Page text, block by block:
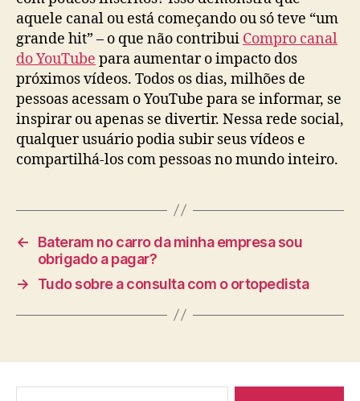
aquele canal ou está começando ou só teve “um
grande hit” – o que não contribui Compro canal
do YouTube para aumentar o impacto dos
próximos vídeos. Todos os dias, milhões de
pessoas acessam o YouTube para se informar, se
inspirar ou apenas se divertir. Nessa rede social,
qualquer usuário podia subir seus vídeos e
compartilhá-los com pessoas no mundo inteiro.
←
Bateram no carro da minha empresa sou
obrigado a pagar?
→
Tudo sobre a consulta com o ortopedista